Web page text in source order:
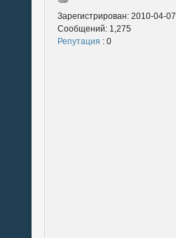
Зарегистрирован: 2010-04-07
Сообщений: 1,275
Репутация : 0